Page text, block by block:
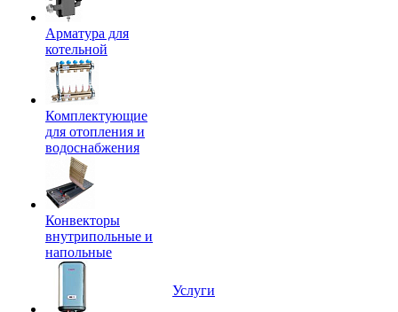
Арматура для
котельной
Комплектующие
для отопления и
водоснабжения
Конвекторы
внутрипольные и
напольные
Услуги